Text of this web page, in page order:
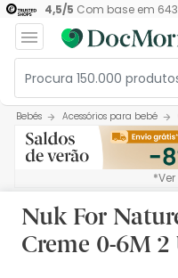
4,5/5 Com base em 643
Bebés Acessórios para bebé
Nuk For
Creme 0-6M 2